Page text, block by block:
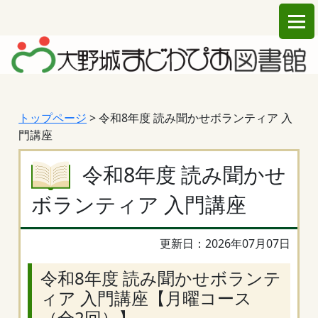
トップページ > 令和8年度 読み聞かせボランティア 入
門講座
令和8年度 読み聞かせ
ボランティア 入門講座
更新日：2026年07月07日
令和8年度 読み聞かせボランテ
ィア 入門講座【月曜コース